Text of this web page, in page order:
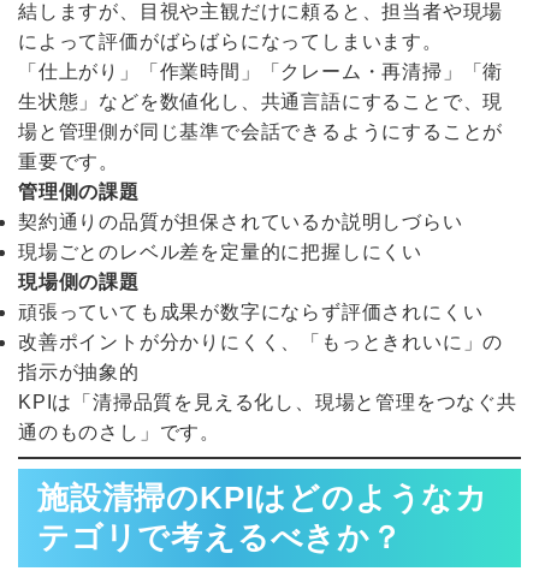
結しますが、目視や主観だけに頼ると、担当者や現場
によって評価がばらばらになってしまいます。
「仕上がり」「作業時間」「クレーム・再清掃」「衛
生状態」などを数値化し、共通言語にすることで、現
場と管理側が同じ基準で会話できるようにすることが
重要です。
管理側の課題
契約通りの品質が担保されているか説明しづらい
現場ごとのレベル差を定量的に把握しにくい
現場側の課題
頑張っていても成果が数字にならず評価されにくい
改善ポイントが分かりにくく、「もっときれいに」の
指示が抽象的
KPIは「清掃品質を見える化し、現場と管理をつなぐ共
通のものさし」です。
施設清掃のKPIはどのようなカ
テゴリで考えるべきか？